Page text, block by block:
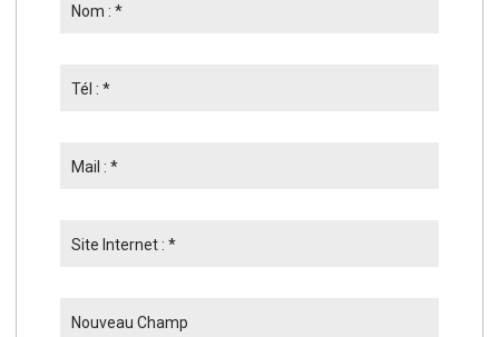
Nom : *
Tél : *
Mail : *
Site Internet : *
Nouveau Champ